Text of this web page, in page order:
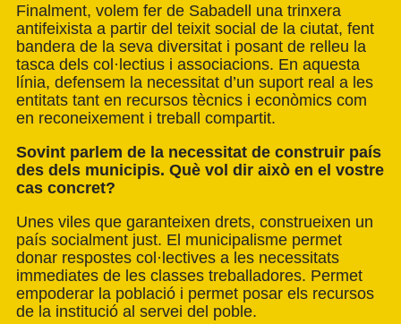
Finalment, volem fer de Sabadell una trinxera
antifeixista a partir del teixit social de la ciutat, fent
bandera de la seva diversitat i posant de relleu la
tasca dels col·lectius i associacions. En aquesta
línia, defensem la necessitat d’un suport real a les
entitats tant en recursos tècnics i econòmics com
en reconeixement i treball compartit.
Sovint parlem de la necessitat de construir país
des dels municipis. Què vol dir això en el vostre
cas concret?
Unes viles que garanteixen drets, construeixen un
país socialment just. El municipalisme permet
donar respostes col·lectives a les necessitats
immediates de les classes treballadores. Permet
empoderar la població i permet posar els recursos
de la institució al servei del poble.